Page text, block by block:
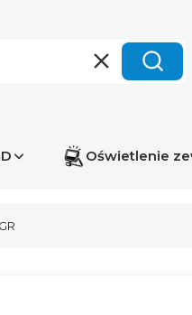
WyczyśćSzukaj
Oświetlenie